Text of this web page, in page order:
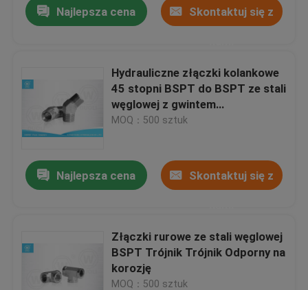
Najlepsza cena Skontaktuj się z
Hydrauliczne złączki kolankowe
45 stopni BSPT do BSPT ze stali
węglowej z gwintem
zewnętrznym
MOQ：500 sztuk
Najlepsza cena Skontaktuj się z
Złączki rurowe ze stali węglowej
BSPT Trójnik Trójnik Odporny na
korozję
MOQ：500 sztuk